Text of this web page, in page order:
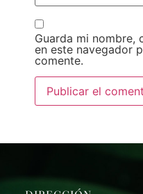
Guarda mi nombre,
en este navegador
comente.